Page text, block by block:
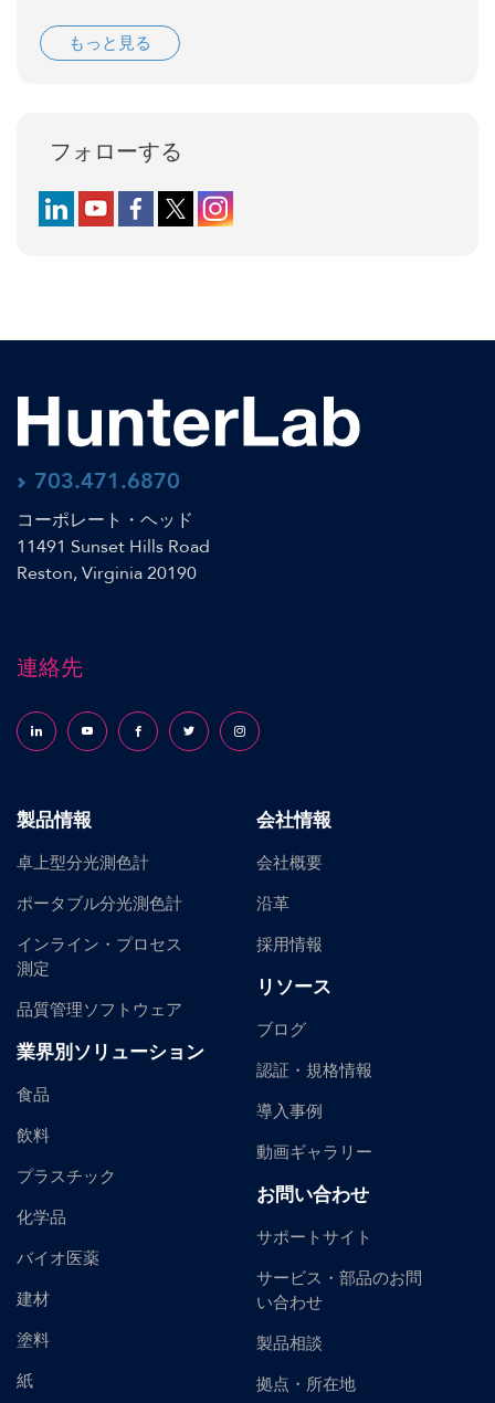
もっと見る
フォローする
Follow us on LinkedIn
Follow us on YouTube
Follow us on Facebook
Follow us on X (formerly Twitter)
Follow us on Instagram
703.471.6870
コーポレート・ヘッド
11491 Sunset Hills Road
Reston, Virginia 20190
連絡先
Follow us on LinkedInFollow us on YouTubeFollow us on Facebook
Follow us on X (formerly Twitter)
Follow us on Instagram
製品情報
卓上型分光測色計
ポータブル分光測色計
インライン・プロセス
測定
品質管理ソフトウェア
業界別ソリューション
食品
飲料
プラスチック
化学品
バイオ医薬
建材
塗料
紙
会社情報
会社概要
沿革
採用情報
リソース
ブログ
認証・規格情報
導入事例
動画ギャラリー
お問い合わせ
サポートサイト
サービス・部品のお問
い合わせ
製品相談
拠点・所在地